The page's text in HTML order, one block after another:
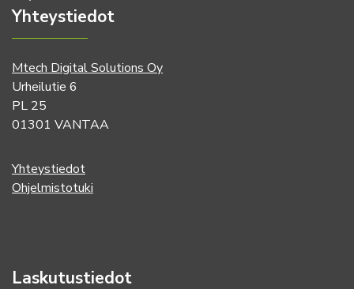
Yhteystiedot
Mtech Digital Solutions Oy
Urheilutie 6
PL 25
01301 VANTAA
Yhteystiedot
Ohjelmistotuki
Laskutustiedot